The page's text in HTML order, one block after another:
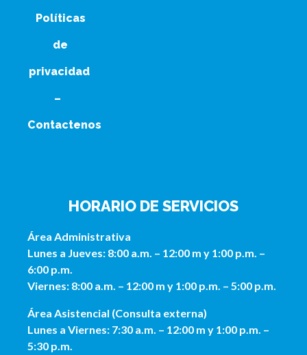
Políticas
de
privacidad
–
Contactenos
HORARIO DE SERVICIOS
Área Administrativa
Lunes a Jueves: 8:00 a.m. – 12:00 m y 1:00 p.m. –
6:00 p.m.
Viernes: 8:00 a.m. – 12:00 m y 1:00 p.m. – 5:00 p.m.
Área Asistencial (Consulta externa)
Lunes a Viernes: 7:30 a.m. – 12:00 m y 1:00 p.m. –
5:30 p.m.